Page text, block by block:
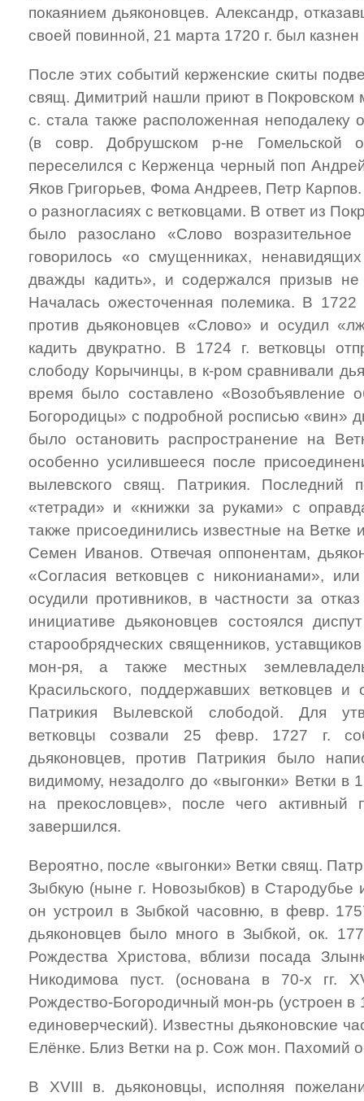
покаянием дьяконовцев. Александр,
своей повинной, 21 марта 1720 г. был
После этих событий керженские скиты
свящ. Димитрий нашли приют в Покровском
с. стала также расположенная неподалеку
(в совр. Добрушском р-не Гомельской
переселился с Керженца черный поп
Яков Григорьев, Фома Андреев, Петр
о разногласиях с ветковцами. В ответ из
было разослано «Слово
говорилось «о смущенниках,
дважды кадить», и содержался призыв
Началась ожесточенная полемика. В
против дьяконовцев «Слово» и осудил
кадить двукратно. В 1724 г. ветковцы
слободу Корычинцы, в к-ром сравнивали
время было составлено «Возобъявление
Богородицы» с подробной росписью «вин»
было остановить распространение на
особенно усилившееся после
вылевского свящ. Патрикия. Последний
«тетради» и «книжки за руками» с
также присоединились известные на Ветке
Семен Иванов. Отвечая оппонентам,
«Согласия ветковцев с никонианами»,
осудили противников, в частности за
инициативе дьяконовцев состоялся
старообрядческих священников,
мон-ря, а также местных
Красильского, поддержавших ветковцев и
Патрикия Вылевской слободой. Для
ветковцы созвали 25 февр. 1727 г.
дьяконовцев, против Патрикия было
видимому, незадолго до «выгонки» Ветки в
на прекословцев», после чего активный
завершился.
Вероятно, после «выгонки» Ветки свящ.
Зыбкую (ныне г. Новозыбков) в Стародубье
он устроил в Зыбкой часовню, в февр.
дьяконовцев было много в Зыбкой, ок.
Рождества Христова, вблизи посада
Никодимова пуст. (основана в 70-х гг.
Рождество-Богородичный мон-рь (устроен в
единоверческий). Известны дьяконовские
Елёнке. Близ Ветки на р. Сож мон. Пахомий
В XVIII в. дьяконовцы, исполняя